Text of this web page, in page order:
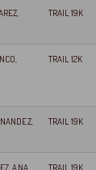
TRAIL 19K
TRAIL 12K
TRAIL 19K
ANA TRAIL 19K